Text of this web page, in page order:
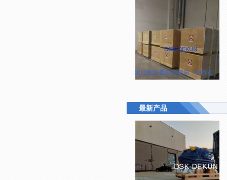
出口配套重载包装箱（制作&现场
最新产品